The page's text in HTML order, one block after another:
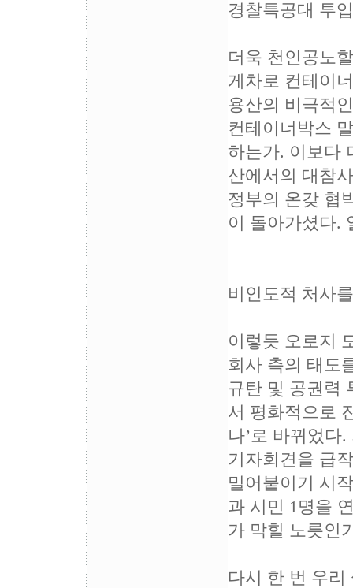
경찰특공대 투
더욱 천인공노
게차로 컨테이
용산의 비극적
컨테이너박스
하는가. 이보다
산에서의 대참
정부의 온갖 협
이 돌아가셨다.
비인도적 처사
이렇듯 오로지
회사 측의 태도
규탄 및 공권력
서 평화적으로
나’로 바뀌었다
기자회견을 급
밀어붙이기 시
과 시민 1명을
가 막힐 노릇인
다시 한 번 우